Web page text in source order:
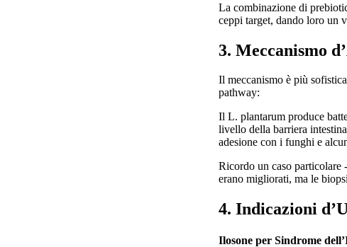
La combinazione di
ceppi target, dando loro un
3. Meccanismo
Il meccanismo è più
pathway:
Il L. plantarum produce
livello della barriera
adesione con i funghi e
Ricordo un caso particolare
erano migliorati, ma le
4. Indicazioni
Ilosone per Sindrome